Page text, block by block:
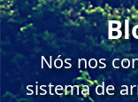
Nós nos
sistema de